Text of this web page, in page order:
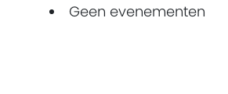
Geen evenementen